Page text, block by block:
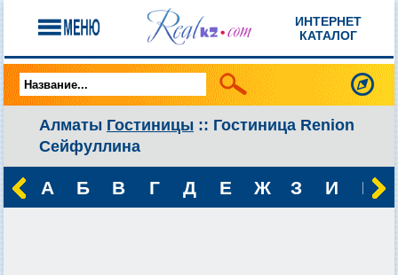
ИНТЕРНЕТ
КАТАЛОГ
Алматы Гостиницы :: Гостиница Renion
Сейфуллина
А Б В Г Д Е Ж З И К